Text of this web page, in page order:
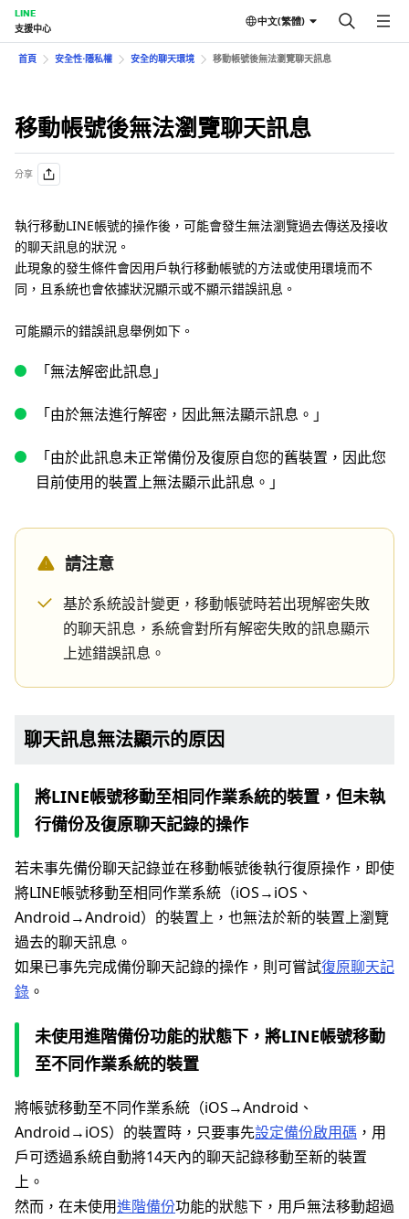
LINE
支援中心
中文(繁體)
首頁 安全性⋅隱私權 安全的聊天環境 移動帳號後無法瀏覽聊天訊息
移動帳號後無法瀏覽聊天訊息
分享
執行移動LINE帳號的操作後，可能會發生無法瀏覽過去傳送及接收
的聊天訊息的狀況。
此現象的發生條件會因用戶執行移動帳號的方法或使用環境而不
同，且系統也會依據狀況顯示或不顯示錯誤訊息。
可能顯示的錯誤訊息舉例如下。
「無法解密此訊息」
「由於無法進行解密，因此無法顯示訊息。」
「由於此訊息未正常備份及復原自您的舊裝置，因此您
目前使用的裝置上無法顯示此訊息。」
請注意
基於系統設計變更，移動帳號時若出現解密失敗
的聊天訊息，系統會對所有解密失敗的訊息顯示
上述錯誤訊息。
聊天訊息無法顯示的原因
將LINE帳號移動至相同作業系統的裝置，但未執
行備份及復原聊天記錄的操作
若未事先備份聊天記錄並在移動帳號後執行復原操作，即使
將LINE帳號移動至相同作業系統（iOS→iOS、
Android→Android）的裝置上，也無法於新的裝置上瀏覽
過去的聊天訊息。
如果已事先完成備份聊天記錄的操作，則可嘗試復原聊天記
錄 。
未使用進階備份功能的狀態下，將LINE帳號移動
至不同作業系統的裝置
將帳號移動至不同作業系統（iOS→Android、
Android→iOS）的裝置時，只要事先設定備份啟用碼 ，用
戶可透過系統自動將14天內的聊天記錄移動至新的裝置
上。
然而，在未使用進階備份功能的狀態下，用戶無法移動超過